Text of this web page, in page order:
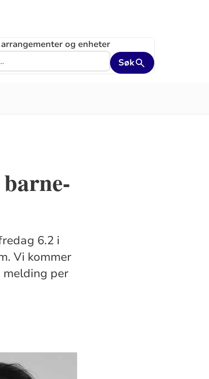
og enheter
Søk
6.2 i
Vi kommer
per